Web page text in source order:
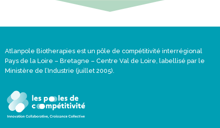
Atlanpole Biotherapies est un pôle de compétitivité interrégional
Pays de la Loire – Bretagne – Centre Val de Loire, labellisé par le
Ministère de l’Industrie (juillet 2005).